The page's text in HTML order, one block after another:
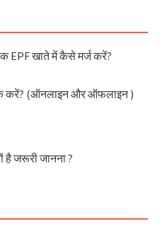
EPF खाते में कैसे मर्ज करें?
करें? (ऑनलाइन और ऑफलाइन )
है जरूरी जानना ?